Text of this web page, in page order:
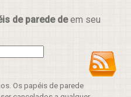
de parede deem seu
Os papéis de parede